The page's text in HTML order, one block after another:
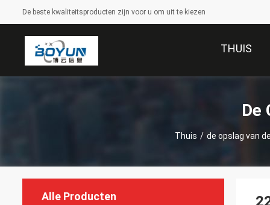
De beste kwaliteitsproducten zijn voor u om uit te kiezen
THUIS
De
Thuis / de opslag van
Alle Producten